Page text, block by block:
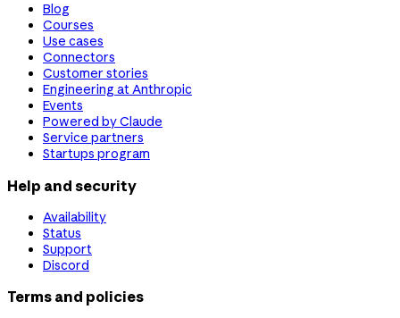
Blog
Courses
Use cases
Connectors
Customer stories
Engineering at Anthropic
Events
Powered by Claude
Service partners
Startups program
Help and security
Availability
Status
Support
Discord
Terms and policies